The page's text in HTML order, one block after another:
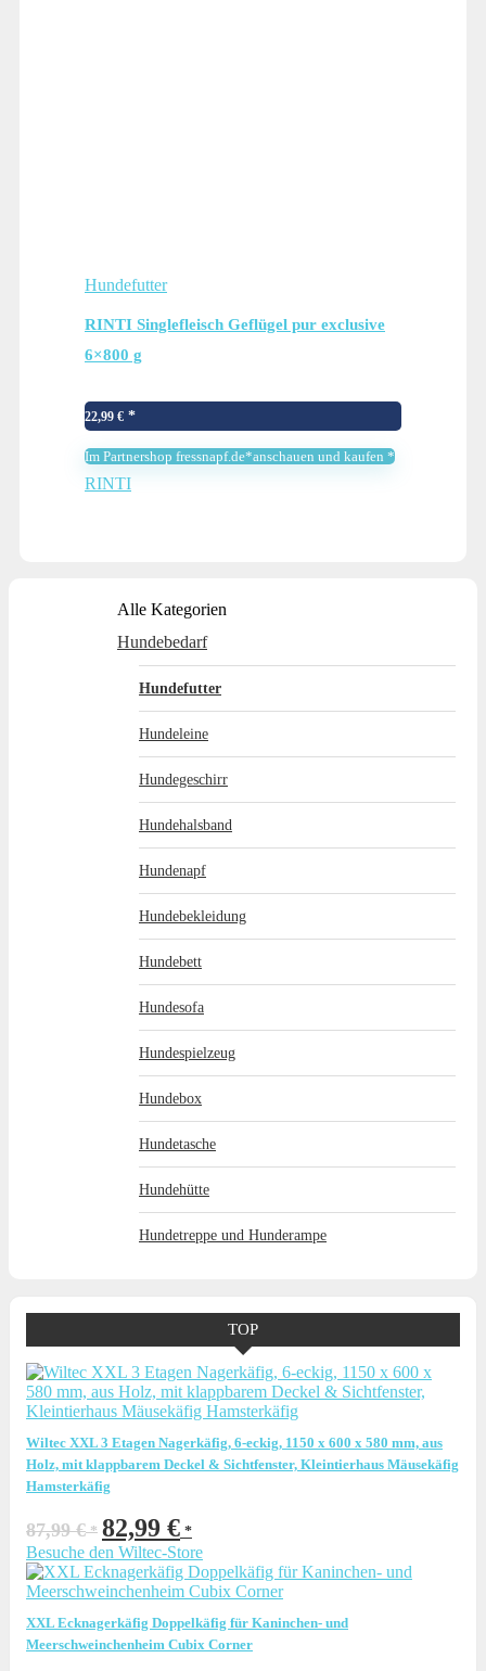
Hundefutter
RINTI Singlefleisch Geflügel pur exclusive
6×800 g
22,99 €
Im Partnershop fressnapf.de*anschauen und kaufen *
RINTI
Alle Kategorien
Hundebedarf
Hundefutter
Hundeleine
Hundegeschirr
Hundehalsband
Hundenapf
Hundebekleidung
Hundebett
Hundesofa
Hundespielzeug
Hundebox
Hundetasche
Hundehütte
Hundetreppe und Hunderampe
TOP
Wiltec XXL 3 Etagen Nagerkäfig, 6-eckig, 1150 x 600 x 580 mm, aus
Holz, mit klappbarem Deckel & Sichtfenster, Kleintierhaus Mäusekäfig
Hamsterkäfig
87,99€
Ursprünglicher
Preis
war:
87,99 €
82,99 € Preis
ist:
82,99 €.
Besuche den Wiltec-Store
XXL Ecknagerkäfig Doppelkäfig für Kaninchen- und
Meerschweinchenheim Cubix Corner